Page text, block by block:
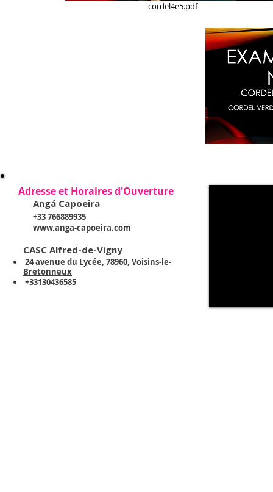
cordel4e5.pdf
Adresse et Horaires d'Ouverture
Angá Capoeira
+33 766889935
www.anga-capoeira.com
CASC Alfred-de-Vigny
24 avenue du Lycée, 78960, Voisins-le-
Bretonneux
+33130436585